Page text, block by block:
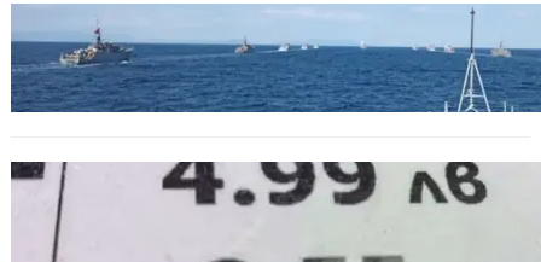
Нов минен ловец за българския флот
пристига до края на годината
БЪЛГАРИЯ
Левът изчезва от етикетите: Търговците